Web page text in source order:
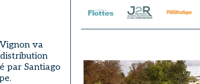
va
par Santiago